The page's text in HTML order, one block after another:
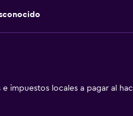
impuestos locales a pagar al